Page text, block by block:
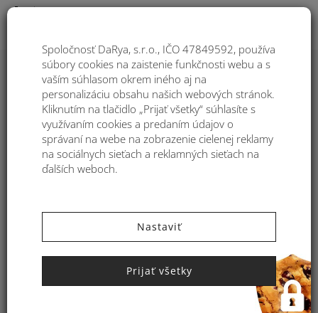
Dámska kabelka eko koža Kbas s
metalickým odleskom béžová
Spoločnosť DaRya, s.r.o., IČO 47849592, používa
súbory cookies na zaistenie funkčnosti webu a s
vaším súhlasom okrem iného aj na
personalizáciu obsahu našich webových stránok.
Kliknutím na tlačidlo „Prijať všetky“ súhlasíte s
využívaním cookies a predaním údajov o
správaní na webe na zobrazenie cielenej reklamy
na sociálnych sieťach a reklamných sieťach na
ďalších weboch.
Nastaviť
Prijať všetky